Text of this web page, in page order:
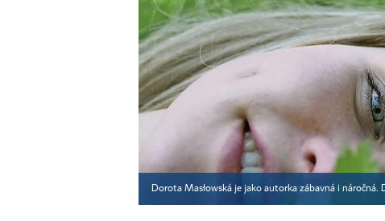
Dorota Masłowská je jako autorka zábavná i